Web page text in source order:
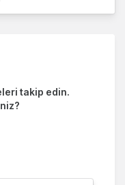
takip edin.